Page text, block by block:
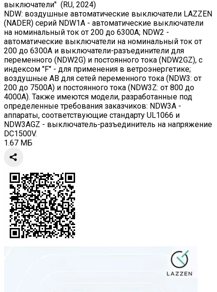
выключатели" (RU, 2024)
NDW: воздушные автоматические выключатели LAZZEN
(NADER) серий NDW1A - автоматические выключатели
на номинальный ток от 200 до 6300А; NDW2 -
автоматические выключатели на номинальный ток от
200 до 6300А и выключатели-разъединители для
переменного (NDW2G) и постоянного тока (NDW2GZ), c
индексом "F" - для применения в ветроэнергетике;
воздушные АВ для сетей переменного тока (NDW3: от
200 до 7500А) и постоянного тока (NDW3Z: от 800 до
4000А). Также имеются модели, разработанные под
определенные требования заказчиков: NDW3A -
аппараты, соответствующие стандарту UL1066 и
NDW3AGZ - выключатель-разъединитель на напряжение
DC1500V.
1.67 МБ